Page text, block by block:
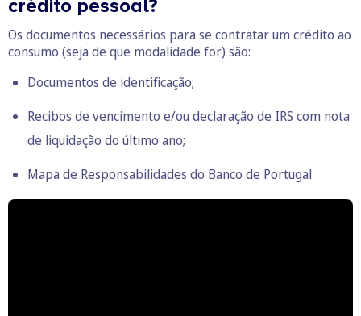
crédito pessoal?
Os documentos necessários para se contratar um crédito ao
consumo (seja de que modalidade for) são:
Documentos de identificação;
Recibos de vencimento e/ou declaração de IRS com nota
de liquidação do último ano;
Mapa de Responsabilidades do Banco de Portugal